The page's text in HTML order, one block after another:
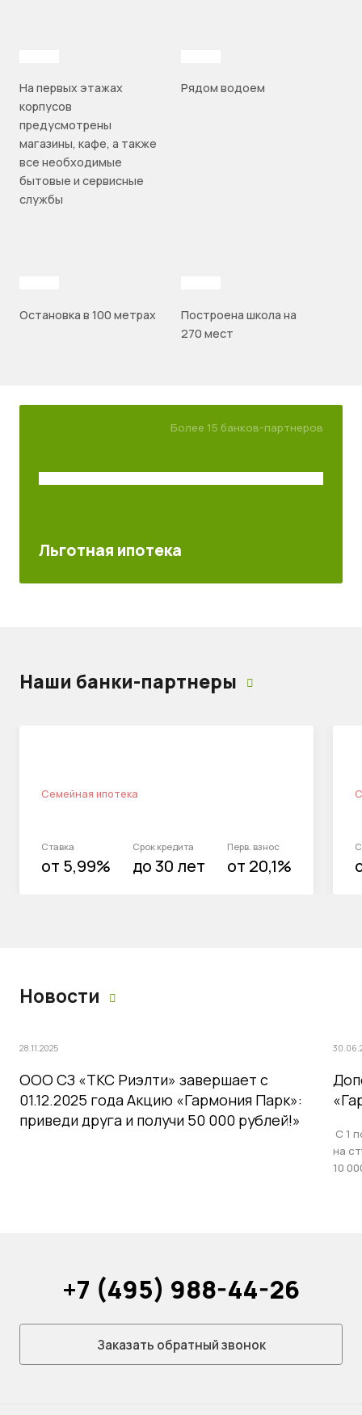
На первых этажах
корпусов
предусмотрены
магазины, кафе, а также
все необходимые
бытовые и сервисные
службы
Рядом водоем
Остановка в 100 метрах
Построена школа на
270 мест
Более 15 банков-партнеров
Льготная ипотека
Наши банки-партнеры
Семейная ипотека
Ставка
от 5,99%
Срок кредита
до 30 лет
Перв. взнос
от 20,1%
Новости
28.11.2025
ООО СЗ «ТКС Риэлти» завершает с
01.12.2025 года Акцию «Гармония Парк»:
приведи друга и получи 50 000 рублей!»
С 1
на
10
+7 (495) 988-44-26
Заказать обратный звонок